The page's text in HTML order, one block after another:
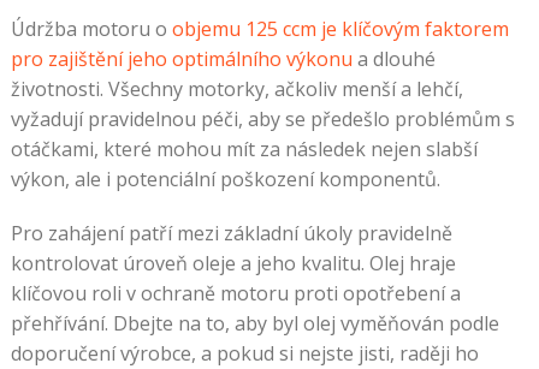
Údržba motoru o objemu 125 ccm je klíčovým faktorem
pro zajištění jeho optimálního výkonu a dlouhé
životnosti. Všechny motorky, ačkoliv menší a lehčí,
vyžadují pravidelnou péči, aby se předešlo problémům s
otáčkami, které mohou mít za následek nejen slabší
výkon, ale i potenciální poškození komponentů.
Pro zahájení patří mezi základní úkoly pravidelně
kontrolovat úroveň oleje a jeho kvalitu. Olej hraje
klíčovou roli v ochraně motoru proti opotřebení a
přehřívání. Dbejte na to, aby byl olej vyměňován podle
doporučení výrobce, a pokud si nejste jisti, raději ho